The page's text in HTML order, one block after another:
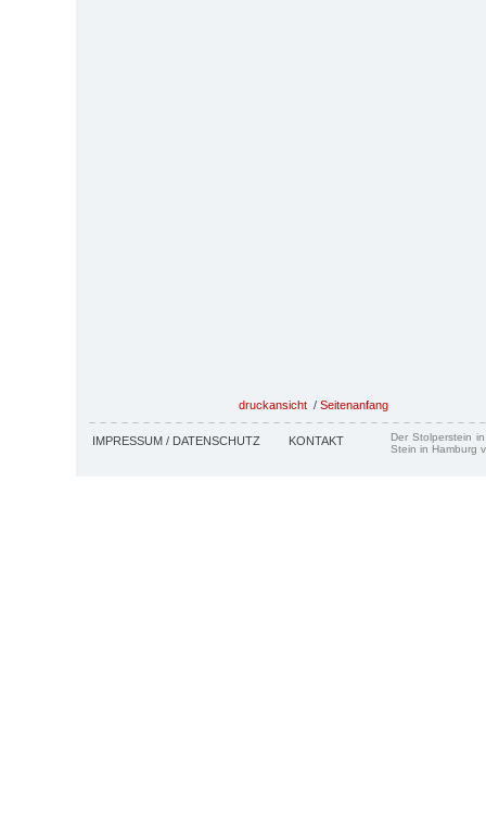
druckansicht / Seitenanfang
IMPRESSUM / DATENSCHUTZ KONTAKT
Der Stolperstein
Stein in Hamburg